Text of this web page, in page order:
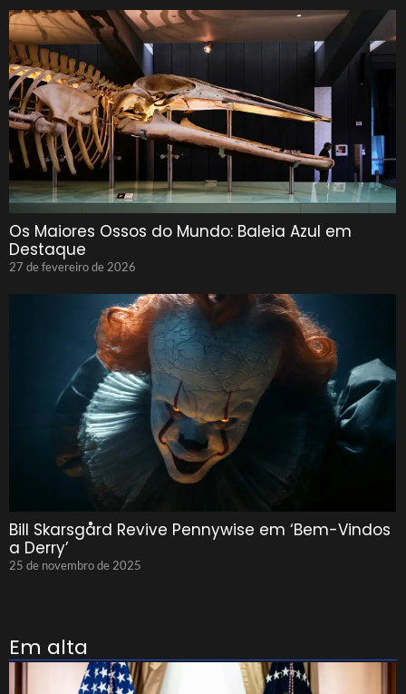
Os Maiores Ossos do Mundo: Baleia Azul em
Destaque
27 de fevereiro de 2026
Bill Skarsgård Revive Pennywise em ‘Bem-Vindos
a Derry’
25 de novembro de 2025
Em alta